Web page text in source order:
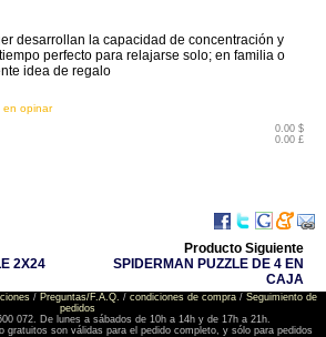
desarrollan la capacidad de concentración y
perfecto para relajarse solo; en familia o
idea de regalo
en opinar
0.00 $
0.00 £
2X24
Producto Siguiente
SPIDERMAN PUZZLE DE 4 EN
CAJA
/ Preguntas/F.A.Q. / condiciones de compra/ Seguimiento de
pedidos
072. De lunes a sábados de 10h a 14h y de 17h a 21h.
gratuitos son válidas para el pedido completo, y sólo para pedidos